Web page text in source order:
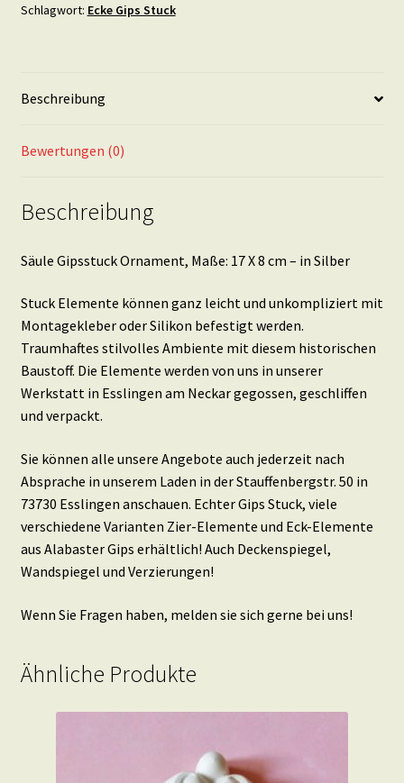
17
Menge
Schlagwort: Ecke Gips Stuck
Beschreibung
Bewertungen (0)
Beschreibung
Säule Gipsstuck Ornament, Maße: 17 X 8 cm – in Silber
Stuck Elemente können ganz leicht und unkompliziert mit
Montagekleber oder Silikon befestigt werden.
Traumhaftes stilvolles Ambiente mit diesem historischen
Baustoff. Die Elemente werden von uns in unserer
Werkstatt in Esslingen am Neckar gegossen, geschliffen
und verpackt.
Sie können alle unsere Angebote auch jederzeit nach
Absprache in unserem Laden in der Stauffenbergstr. 50 in
73730 Esslingen anschauen. Echter Gips Stuck, viele
verschiedene Varianten Zier-Elemente und Eck-Elemente
aus Alabaster Gips erhältlich! Auch Deckenspiegel,
Wandspiegel und Verzierungen!
Wenn Sie Fragen haben, melden sie sich gerne bei uns!
Ähnliche Produkte